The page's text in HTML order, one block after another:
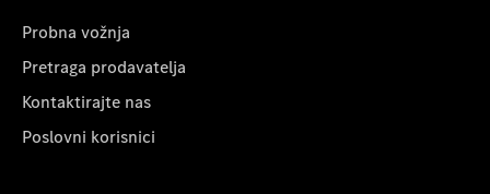
Probna vožnja
Pretraga prodavatelja
Kontaktirajte nas
Poslovni korisnici